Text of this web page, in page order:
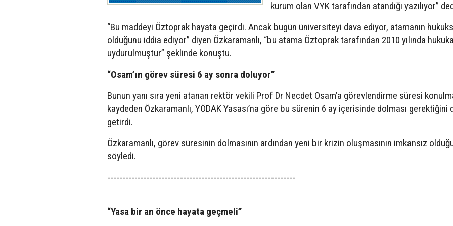
kurum olan VYK tarafından atandığı yazılıyor”
“Bu maddeyi Öztoprak hayata geçirdi. Ancak bugün üniversiteyi dava ediyor, atamanın
olduğunu iddia ediyor” diyen Özkaramanlı, “bu atama Öztoprak tarafından 2010 yılında hukuka
uydurulmuştur” şeklinde konuştu.
“Osam’ın görev süresi 6 ay sonra doluyor”
Bunun yanı sıra yeni atanan rektör vekili Prof Dr Necdet Osam’a görevlendirme süresi
kaydeden Özkaramanlı, YÖDAK Yasası’na göre bu sürenin 6 ay içerisinde dolması gerektiğini
getirdi.
Özkaramanlı, görev süresinin dolmasının ardından yeni bir krizin oluşmasının imkansız
söyledi.
--------------------------------------------------------------
“Yasa bir an önce hayata geçmeli”